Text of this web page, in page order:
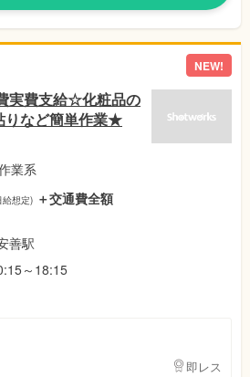
NEW!
費支給☆化粧品の
りなど簡単作業★
業系
給想定) ＋交通費全額
善駅
～18:15
即レス